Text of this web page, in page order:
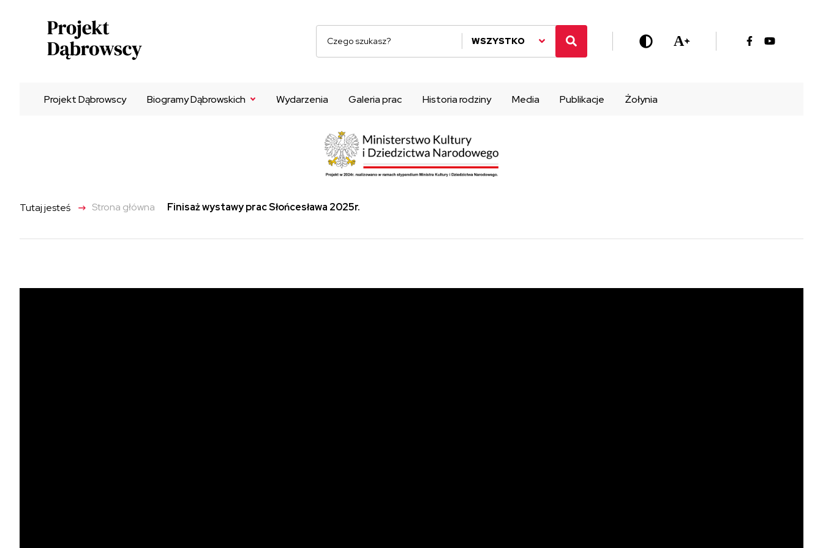
WSZYSTKO A+
Projekt Dąbrowscy Biogramy Dąbrowskich
Henryk Dąbrowski
Wydarzenia Galeria prac Historia rodziny Media Publikacje Żołynia
Tutaj jesteś -> Strona główna Finisaż wystawy prac Słońcesława 2025r.